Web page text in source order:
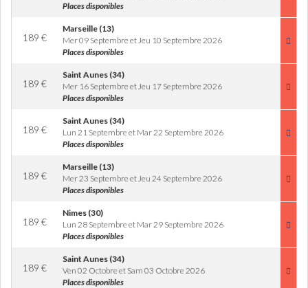
Places disponibles
189 €
Marseille (13)
Mer 09 Septembre et Jeu 10 Septembre 2026
Places disponibles
189 €
Saint Aunes (34)
Mer 16 Septembre et Jeu 17 Septembre 2026
Places disponibles
189 €
Saint Aunes (34)
Lun 21 Septembre et Mar 22 Septembre 2026
Places disponibles
189 €
Marseille (13)
Mer 23 Septembre et Jeu 24 Septembre 2026
Places disponibles
189 €
Nimes (30)
Lun 28 Septembre et Mar 29 Septembre 2026
Places disponibles
189 €
Saint Aunes (34)
Ven 02 Octobre et Sam 03 Octobre 2026
Places disponibles